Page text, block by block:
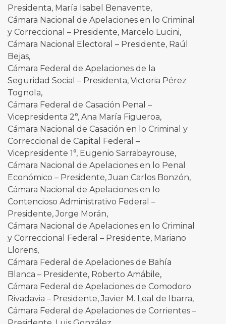
Presidenta, María Isabel Benavente,
Cámara Nacional de Apelaciones en lo Criminal
y Correccional – Presidente, Marcelo Lucini,
Cámara Nacional Electoral – Presidente, Raúl
Bejas,
Cámara Federal de Apelaciones de la
Seguridad Social – Presidenta, Victoria Pérez
Tognola,
Cámara Federal de Casación Penal –
Vicepresidenta 2°, Ana María Figueroa,
Cámara Nacional de Casación en lo Criminal y
Correccional de Capital Federal –
Vicepresidente 1°, Eugenio Sarrabayrouse,
Cámara Nacional de Apelaciones en lo Penal
Económico – Presidente, Juan Carlos Bonzón,
Cámara Nacional de Apelaciones en lo
Contencioso Administrativo Federal –
Presidente, Jorge Morán,
Cámara Nacional de Apelaciones en lo Criminal
y Correccional Federal – Presidente, Mariano
Llorens,
Cámara Federal de Apelaciones de Bahía
Blanca – Presidente, Roberto Amábile,
Cámara Federal de Apelaciones de Comodoro
Rivadavia – Presidente, Javier M. Leal de Ibarra,
Cámara Federal de Apelaciones de Corrientes –